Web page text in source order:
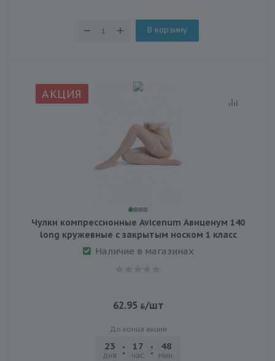
В корзину
АКЦИЯ
Чулки компрессионные Avicenum Авиценум 140
long кружевные с закрытым носком 1 класс
Наличие в магазинах
62.95 /шт
До конца акции
23
дня
17
час.
48
мин.